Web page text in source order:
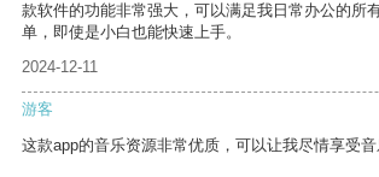
款软件的功能非常强大，可以满足我日常办公的所
单，即使是小白也能快速上手。
2024-12-11
游客
这款app的音乐资源非常优质，可以让我尽情享受音